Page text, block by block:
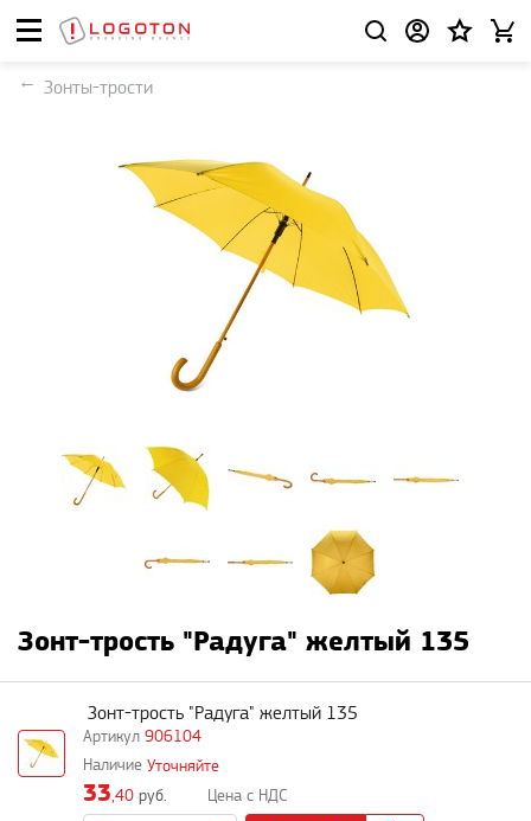
Зонты-трости
Зонт-трость "Радуга" желтый 135
906104
Зонт-трость "Радуга" желтый 135
Уточняйте
33,40 руб.